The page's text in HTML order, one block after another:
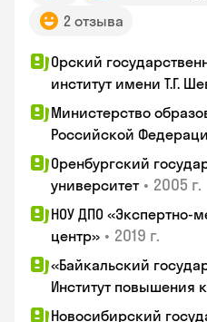
2 отзыва
Орский
институт имени Т.Г.
Министерство
Российской
Оренбургский
университет • 2005 г.
НОУ ДПО «Экспертно-
центр» • 2019 г.
«Байкальский
Институт повышения
Новосибирский